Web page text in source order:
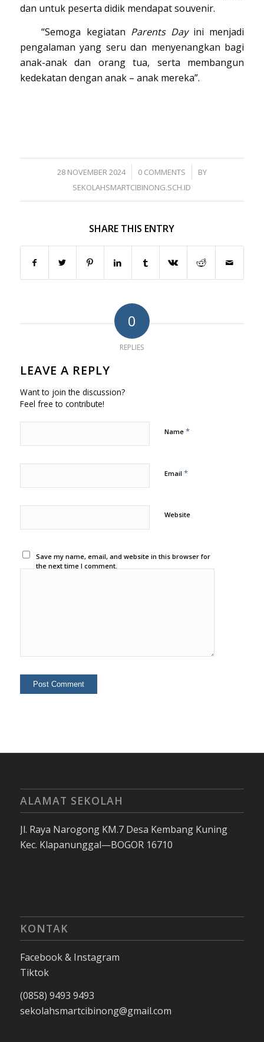
dan untuk peserta didik mendapat souvenir.
“Semoga kegiatan Parents Day ini menjadi
pengalaman yang seru dan menyenangkan bagi
anak-anak dan orang tua, serta membangun
kedekatan dengan anak – anak mereka”.
28 NOVEMBER 2024
/ 0 COMMENTS
/
BY
SEKOLAHSMARTCIBINONG.SCH.ID
SHARE THIS ENTRY
0
REPLIES
LEAVE A REPLY
Want to join the discussion?
Feel free to contribute!
Name *
Email *
Website
Save my name, email, and website in this browser for
the next time I comment.
ALAMAT SEKOLAH
Jl. Raya Narogong KM.7 Desa Kembang Kuning
Kec. Klapanunggal—BOGOR 16710
KONTAK
Facebook & Instagram
Tiktok
(0858) 9493 9493
sekolahsmartcibinong@gmail.com